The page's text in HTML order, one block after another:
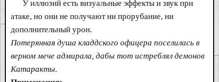
У иллюзий есть визуальные эффекты и звук при
атаке, но они не получают ни прорубание, ни
дополнительный урон.
Потерянная душа кладдского офицера поселилась в
верном мече адмирала, дабы тот истреблял демонов
Катаракты.